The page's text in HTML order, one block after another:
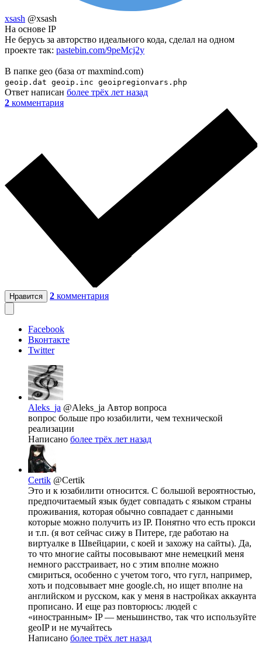
xsash @xsash
На основе IP
Не берусь за авторство идеального кода, сделал на одном
проекте так: pastebin.com/9peMcj2y
В папке geo (база от maxmind.com)
geoip.dat geoip.inc geoipregionvars.php
Ответ написан более трёх лет назад
2 комментария
Нравится 2 комментария
Facebook
Вконтакте
Twitter
Aleks_ja @Aleks_ja Автор вопроса
вопрос больше про юзабилити, чем технической
реализации
Написано более трёх лет назад
Certik @Certik
Это и к юзабилити относится. С большой вероятностью,
предпочитаемый язык будет совпадать с языком страны
проживания, которая обычно совпадает с данными
которые можно получить из IP. Понятно что есть прокси
и т.п. (я вот сейчас сижу в Питере, где работаю на
виртуалке в Швейцарии, с коей и захожу на сайты). Да,
то что многие сайты посовывают мне немецкий меня
немного расстраивает, но с этим вполне можно
смириться, особенно с учетом того, что гугл, например,
хоть и подсовывает мне google.ch, но ищет вполне на
английском и русском, как у меня в настройках аккаунта
прописано. И еще раз повторюсь: людей с
«иностранным» IP — меньшинство, так что используйте
geoIP и не мучайтесь
Написано более трёх лет назад